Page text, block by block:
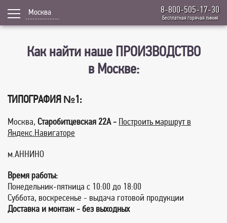
Москва 8-800-505-17-30
Бесплатная горячая линия
Как найти наше ПРОИЗВОДСТВО
в Москве:
ТИПОГРАФИЯ №1:
Москва, Старобитцевская 22А - Построить маршрут в
Яндекс.Навигаторе
м.АННИНО
Время работы:
Понедельник-пятница с 10:00 до 18:00
Суббота, воскресенье - выдача готовой продукции
Доставка и монтаж - без выходных